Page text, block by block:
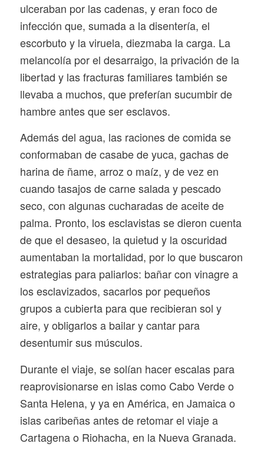
ulceraban por las cadenas, y eran foco de
infección que, sumada a la disentería, el
escorbuto y la viruela, diezmaba la carga. La
melancolía por el desarraigo, la privación de la
libertad y las fracturas familiares también se
llevaba a muchos, que preferían sucumbir de
hambre antes que ser esclavos.
Además del agua, las raciones de comida se
conformaban de casabe de yuca, gachas de
harina de ñame, arroz o maíz, y de vez en
cuando tasajos de carne salada y pescado
seco, con algunas cucharadas de aceite de
palma. Pronto, los esclavistas se dieron cuenta
de que el desaseo, la quietud y la oscuridad
aumentaban la mortalidad, por lo que buscaron
estrategias para paliarlos: bañar con vinagre a
los esclavizados, sacarlos por pequeños
grupos a cubierta para que recibieran sol y
aire, y obligarlos a bailar y cantar para
desentumir sus músculos.
Durante el viaje, se solían hacer escalas para
reaprovisionarse en islas como Cabo Verde o
Santa Helena, y ya en América, en Jamaica o
islas caribeñas antes de retomar el viaje a
Cartagena o Riohacha, en la Nueva Granada.